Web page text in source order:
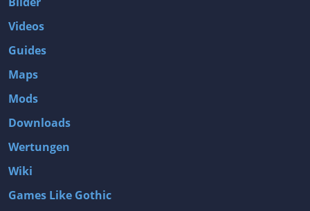
Videos
Guides
Maps
Mods
Downloads
Wertungen
Wiki
Games Like Gothic